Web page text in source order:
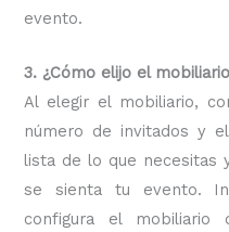
evento.
3. ¿Cómo elijo el
Al elegir el mobiliario,
número de invitados y
lista de lo que necesitas
se sienta tu evento.
configura el